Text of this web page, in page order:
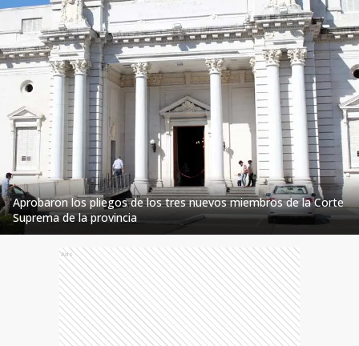
Aprobaron los pliegos de los tres nuevos miembros de la Corte
Suprema de la provincia
Ads